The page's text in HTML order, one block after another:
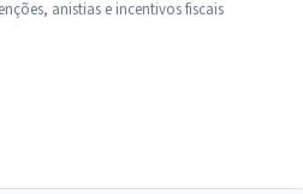
anistias e incentivos fiscais